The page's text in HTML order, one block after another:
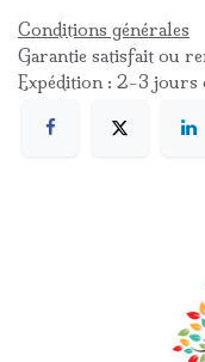
Conditions générales
Garantie satisfait ou
Expédition : 2-3 jours